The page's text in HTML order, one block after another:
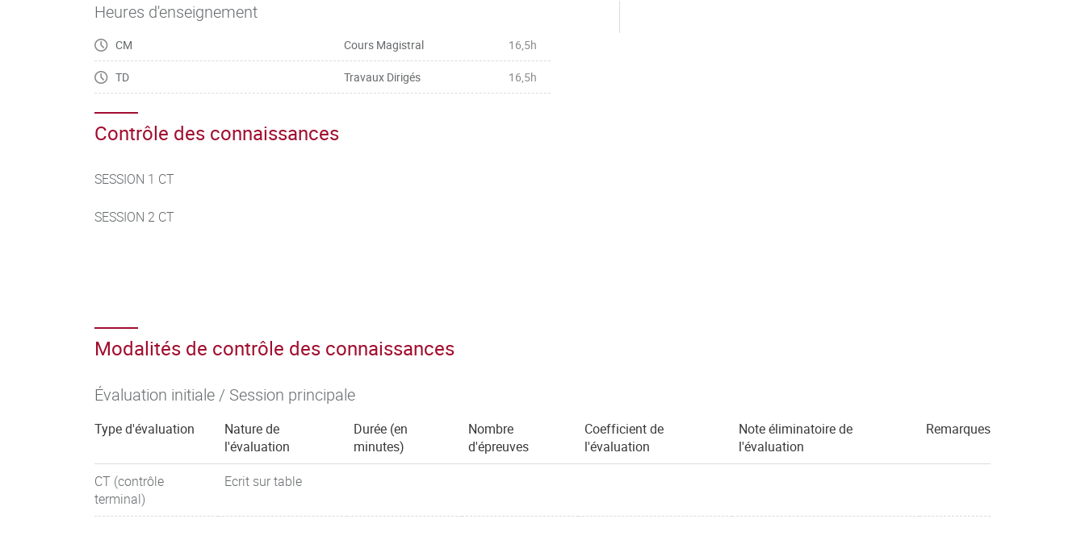
Heures d'enseignement
CM Cours Magistral 16,5h
TD Travaux Dirigés 16,5h
Contrôle des connaissances
SESSION 1 CT
SESSION 2 CT
Modalités de contrôle des connaissances
Évaluation initiale / Session principale
Type d'évaluation
Nature de
l'évaluation
Durée (en
minutes)
Nombre
d'épreuves
Coefficient de
l'évaluation
Note éliminatoire de
l'évaluation
Remarques
CT (contrôle
terminal)
Ecrit sur table